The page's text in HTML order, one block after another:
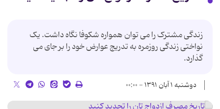
زندگی مشترک را می توان همواره شکوفا نگاه داشت. یک
نواختی زندگی روزمره به تدریج عوارض خود را بر جای می
گذارد.
دوشنبه ۱ آبان ۱۳۹۱ - ۰۰:۰۰